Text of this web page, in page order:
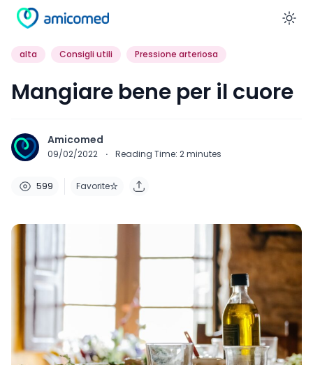
alta Consigli utili Pressione arteriosa
Mangiare bene per il cuore
Amicomed
09/02/2022 · Reading Time: 2minutes
599 Favorite